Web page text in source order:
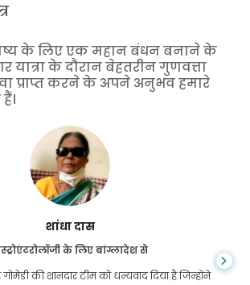
के लिए एक महान बंधन बनाने के
यात्रा के दौरान बेहतरीन गुणवत्ता
प्राप्त करने के अपने अनुभव हमारे
शांधा दास
के लिए बांग्लादेश से
की शानदार टीम को धन्यवाद दिया है जिन्होंने